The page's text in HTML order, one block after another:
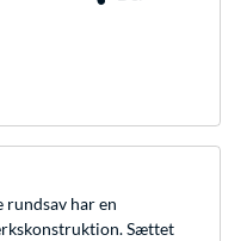
har en
Sættet